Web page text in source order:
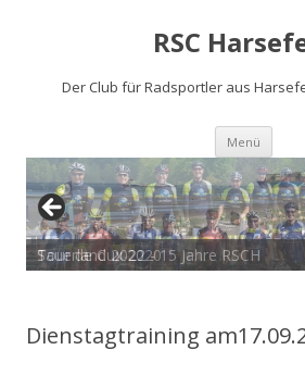
RSC
Der Club für Radsportler aus
Menü Zum
Sauerland 2022 - 15 Jahre RSCH
Tour de Cux 2020
Dienstagtraining